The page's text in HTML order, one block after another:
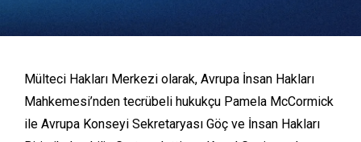
Mülteci Hakları Merkezi olarak, Avrupa İnsan Hakları
Mahkemesi’nden tecrübeli hukukçu Pamela McCormick
ile Avrupa Konseyi Sekretaryası Göç ve İnsan Hakları